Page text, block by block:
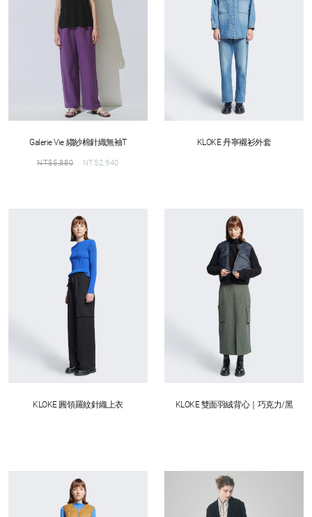
Galerie Vie 縐紗棉針織無袖T
NT$5,880 NT$2,940
KLOKE 丹寧襯衫外套
KLOKE 圓領羅紋針織上衣 KLOKE 雙面羽絨背心｜巧克力/黑